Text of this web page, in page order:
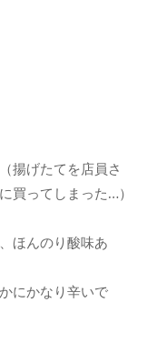
揚げたてを店員さ
買ってしまった…）
ほんのり酸味あ
にかなり辛いで